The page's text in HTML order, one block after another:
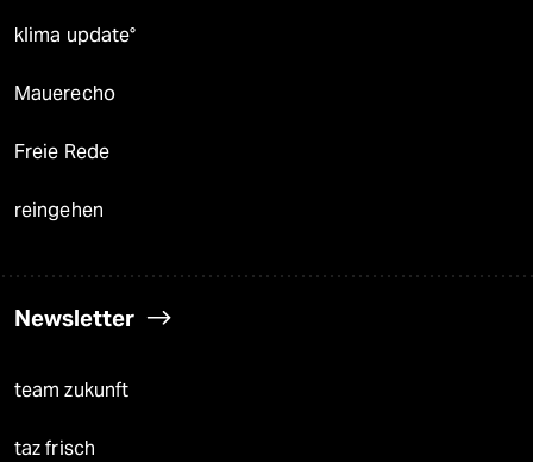
klima update°
Mauerecho
Freie Rede
reingehen
Newsletter
team zukunft
taz frisch